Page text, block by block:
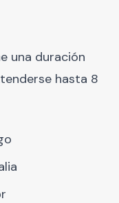
una duración
hasta 8